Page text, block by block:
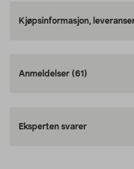
Kjøpsinformasjon,
Anmeldelser (61)
Eksperten svarer